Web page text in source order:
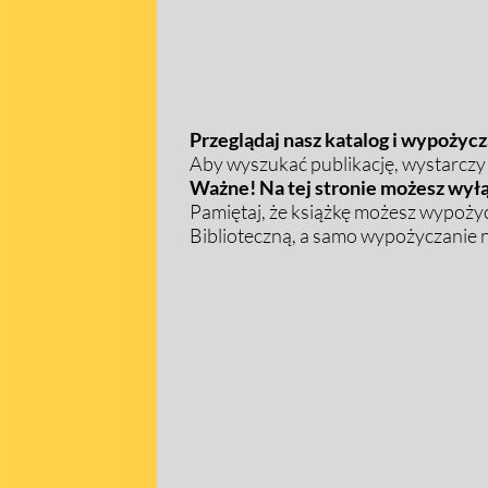
Przeglądaj nasz katalog i
Aby wyszukać publikację,
Ważne! Na tej stronie możesz
Pamiętaj, że książkę możesz
Biblioteczną, a samo wypożyczanie